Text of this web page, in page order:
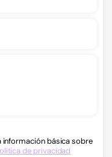
información básica sobre
de privacidad